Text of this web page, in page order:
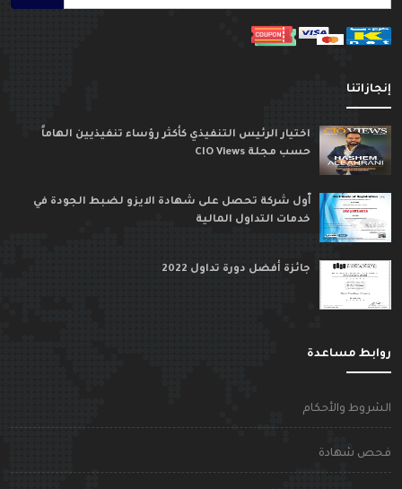
إنجازاتنا
اختيار الرئيس التنفيذي كأكثر رؤساء تنفيذيين الهاماً
حسب مجلة CIO Views
ٱول شركة تحصل على شهادة الايزو لضبط الجودة في
خدمات التداول المالية
جائزة أفضل دورة تداول 2022
روابط مساعدة
الشروط والأحكام
فحص شهادة